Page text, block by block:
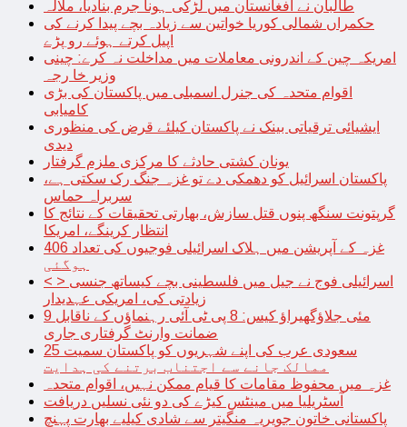
طالبان نے افغانستان میں لڑکی ہونا جرم بنادیا، ملالہ
حکمراں شمالی کوریا خواتین سے زیادہ بچے پیدا کرنے کی
اپیل کرتے ہوئے رو پڑے
امریکہ چین کے اندرونی معاملات میں مداخلت نہ کرے: چینی
وزیر خا رجہ
اقوام متحدہ کی جنرل اسمبلی میں پاکستان کی بڑی
کامیابی
ایشیائی ترقیاتی بینک نے پاکستان کیلئے قرض کی منظوری
دیدی
یونان کشتی حادثے کا مرکزی ملزم گرفتار
پاکستان اسرائیل کو دھمکی دے تو غزہ جنگ رک سکتی ہے،
سربراہ حماس
گرپتونت سنگھ پنوں قتل سازش، بھارتی تحقیقات کے نتائج کا
انتظار کرینگے، امریکا
غزہ کے آپریشن میں ہلاک اسرائیلی فوجیوں کی تعداد 406
ہوگئی
< > اسرائیلی فوج نے جیل میں فلسطینی بچے کیساتھ جنسی
زیادتی کی، امریکی عہدیدار
9 مئی جلاؤگھیراؤ کیس: 8 پی ٹی آئی رہنماؤں کے ناقابل
ضمانت وارنٹ گرفتاری جاری
سعودی عرب کی اپنے شہریوں کو پاکستان سمیت 25
ممالک جانے سے اجتناب برتنے کی ہدایت
غزہ میں محفوظ مقامات کا قیام ممکن نہیں، اقوام متحدہ
آسٹریلیا میں مینٹس کیڑے کی دو نئی نسلیں دریافت
پاکستانی خاتون جویریہ منگیتر سے شادی کیلیے بھارت پہنچ